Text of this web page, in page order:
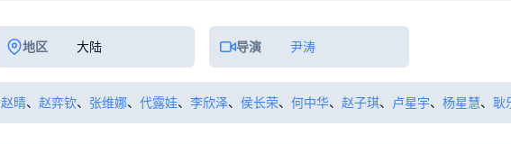
地区 大陆 导演 尹涛
赵晴、 赵弈钦、 张维娜、 代露娃、 李欣泽、 侯长荣、 何中华、 赵子琪、 卢星宇、 杨星慧、 耿